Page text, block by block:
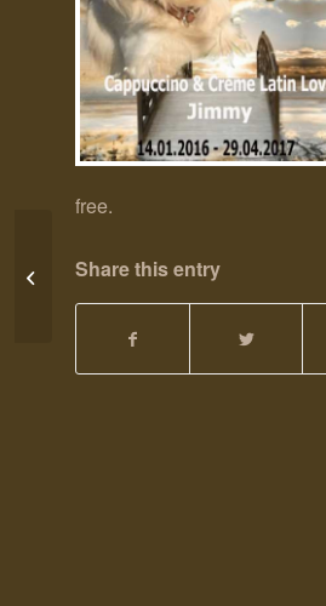
free.
Share this entry
Auch der M Wurf wird schon 1 Jahr